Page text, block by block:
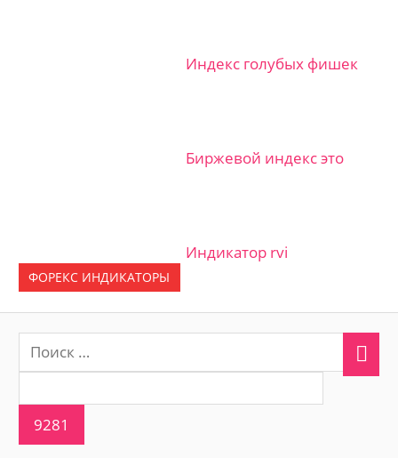
Индекс голубых фишек
Биржевой индекс это
Индикатор rvi
ФОРЕКС ИНДИКАТОРЫ